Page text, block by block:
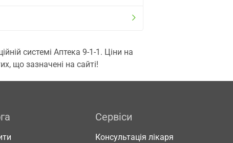
системі Аптека 9-1-1. Ціни на
що зазначені на сайті!
Сервіси
Консультація лікаря